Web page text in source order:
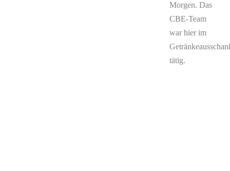
Morgen. Das
CBE-Team
war hier im
tätig.